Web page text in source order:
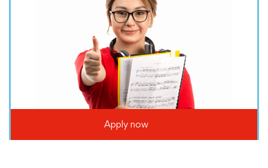
Apply now